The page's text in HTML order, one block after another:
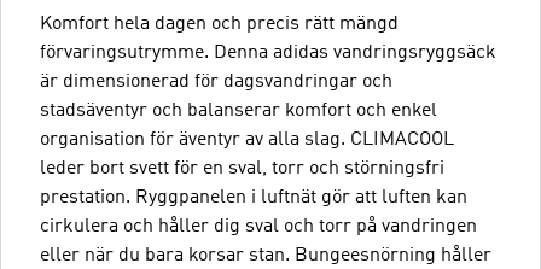
Komfort hela dagen och precis rätt mängd
förvaringsutrymme. Denna adidas vandringsryggsäck
är dimensionerad för dagsvandringar och
stadsäventyr och balanserar komfort och enkel
organisation för äventyr av alla slag. CLIMACOOL
leder bort svett för en sval, torr och störningsfri
prestation. Ryggpanelen i luftnät gör att luften kan
cirkulera och håller dig sval och torr på vandringen
eller när du bara korsar stan. Bungeesnörning håller